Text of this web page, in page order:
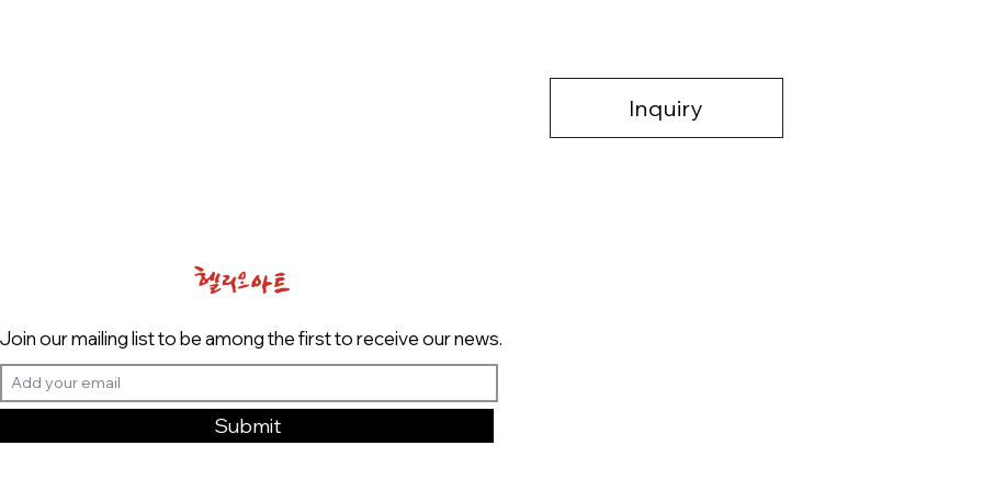
Inquiry
our mailing list to be among the first to receive our news.
Submit